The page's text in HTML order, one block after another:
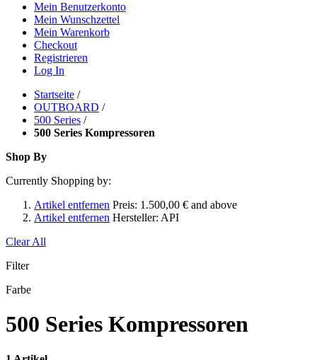
Mein Benutzerkonto
Mein Wunschzettel
Mein Warenkorb
Checkout
Registrieren
Log In
Startseite /
OUTBOARD /
500 Series /
500 Series Kompressoren
Shop By
Currently Shopping by:
Artikel entfernen Preis: 1.500,00 € and above
Artikel entfernen Hersteller: API
Clear All
Filter
Farbe
500 Series Kompressoren